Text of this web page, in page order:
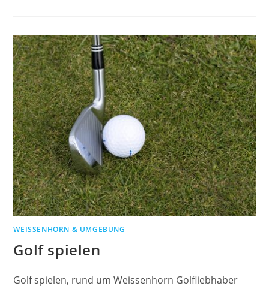
WEISSENHORN & UMGEBUNG
Golf spielen
Golf spielen, rund um Weissenhorn Golfliebhaber